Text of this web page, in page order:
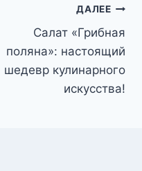
ДАЛЕЕ
Салат «Грибная
поляна»: настоящий
шедевр кулинарного
искусства!